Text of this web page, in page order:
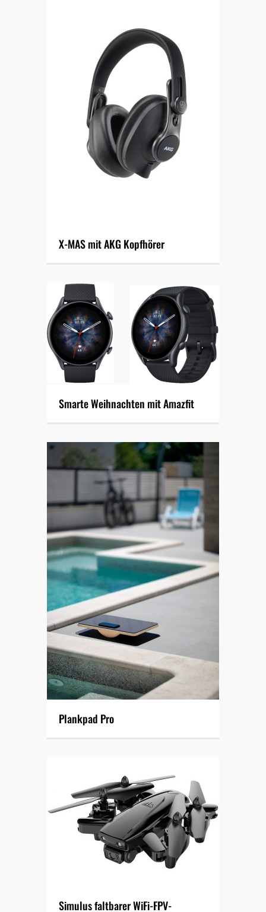
X-MAS mit AKG Kopfhörer
Smarte Weihnachten mit Amazfit
Plankpad Pro
Simulus faltbarer WiFi-FPV-